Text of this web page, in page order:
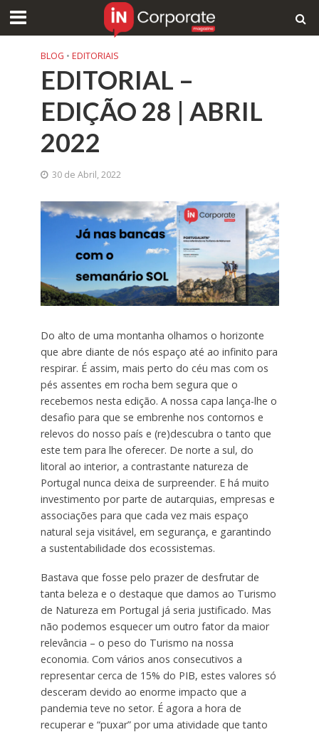
BLOG • EDITORIAIS
EDITORIAL –
EDIÇÃO 28 | ABRIL
2022
30 de Abril, 2022
Do alto de uma montanha olhamos o horizonte
que abre diante de nós espaço até ao infinito para
respirar. É assim, mais perto do céu mas com os
pés assentes em rocha bem segura que o
recebemos nesta edição. A nossa capa lança-lhe o
desafio para que se embrenhe nos contornos e
relevos do nosso país e (re)descubra o tanto que
este tem para lhe oferecer. De norte a sul, do
litoral ao interior, a contrastante natureza de
Portugal nunca deixa de surpreender. E há muito
investimento por parte de autarquias, empresas e
associações para que cada vez mais espaço
natural seja visitável, em segurança, e garantindo
a sustentabilidade dos ecossistemas.
Bastava que fosse pelo prazer de desfrutar de
tanta beleza e o destaque que damos ao Turismo
de Natureza em Portugal já seria justificado. Mas
não podemos esquecer um outro fator da maior
relevância – o peso do Turismo na nossa
economia. Com vários anos consecutivos a
representar cerca de 15% do PIB, estes valores só
desceram devido ao enorme impacto que a
pandemia teve no setor. É agora a hora de
recuperar e “puxar” por uma atividade que tanto